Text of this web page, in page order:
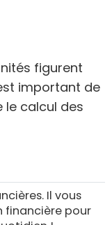
figurent
important de
calcul des
Il vous
financière pour